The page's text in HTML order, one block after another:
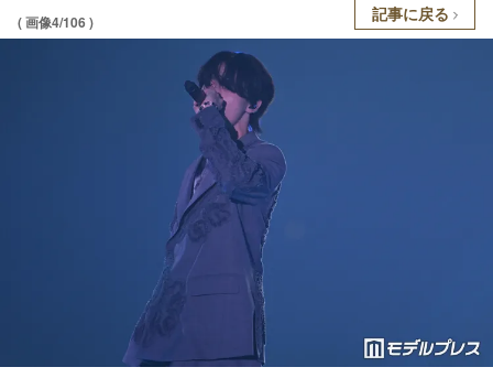
( 画像4/106 ) 記事に戻る